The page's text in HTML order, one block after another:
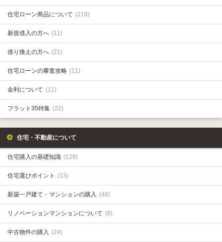
住宅ローン商品について (218)
新規借入の方へ (11)
借り換えの方へ (21)
住宅ローンの審査攻略 (11)
金利について (11)
フラット35特集 (22)
住宅・不動産について
住宅購入の基礎知識 (129)
住宅選びポイント (13)
新築一戸建て・マンションの購入 (48)
リノベーションマンションについて (8)
中古物件の購入 (24)